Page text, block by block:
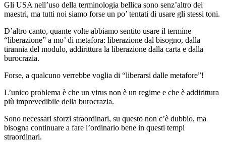
Gli USA nell’uso della terminologia bellica sono senz’altro dei
maestri, ma tutti noi siamo forse un po’ tentati di usare gli stessi toni.
D’altro canto, quante volte abbiamo sentito usare il termine
“liberazione” a mo’ di metafora: liberazione dal bisogno, dalla
tirannia del modulo, addirittura la liberazione dalla carta e dalla
burocrazia.
Forse, a qualcuno verrebbe voglia di “liberarsi dalle metafore”!
L’unico problema è che un virus non è un regime e che è addirittura
più imprevedibile della burocrazia.
Sono necessari sforzi straordinari, su questo non c’è dubbio, ma
bisogna continuare a fare l’ordinario bene in questi tempi
straordinari.